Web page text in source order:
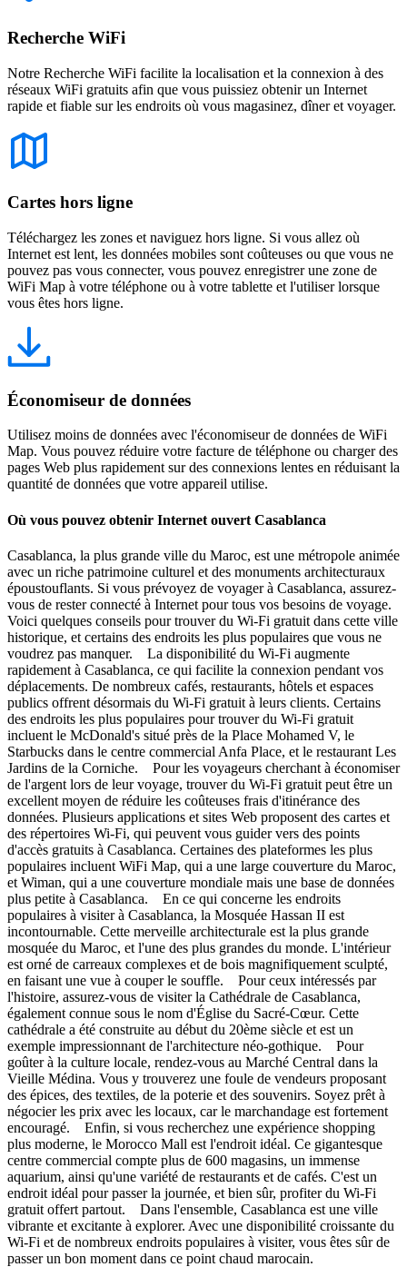
Recherche WiFi
Notre Recherche WiFi facilite la localisation et la connexion à des
réseaux WiFi gratuits afin que vous puissiez obtenir un Internet
rapide et fiable sur les endroits où vous magasinez, dîner et voyager.
Cartes hors ligne
Téléchargez les zones et naviguez hors ligne. Si vous allez où
Internet est lent, les données mobiles sont coûteuses ou que vous ne
pouvez pas vous connecter, vous pouvez enregistrer une zone de
WiFi Map à votre téléphone ou à votre tablette et l'utiliser lorsque
vous êtes hors ligne.
Économiseur de données
Utilisez moins de données avec l'économiseur de données de WiFi
Map. Vous pouvez réduire votre facture de téléphone ou charger des
pages Web plus rapidement sur des connexions lentes en réduisant la
quantité de données que votre appareil utilise.
Où vous pouvez obtenir Internet ouvert Casablanca
Casablanca, la plus grande ville du Maroc, est une métropole animée
avec un riche patrimoine culturel et des monuments architecturaux
époustouflants. Si vous prévoyez de voyager à Casablanca, assurez-
vous de rester connecté à Internet pour tous vos besoins de voyage.
Voici quelques conseils pour trouver du Wi-Fi gratuit dans cette ville
historique, et certains des endroits les plus populaires que vous ne
voudrez pas manquer. La disponibilité du Wi-Fi augmente
rapidement à Casablanca, ce qui facilite la connexion pendant vos
déplacements. De nombreux cafés, restaurants, hôtels et espaces
publics offrent désormais du Wi-Fi gratuit à leurs clients. Certains
des endroits les plus populaires pour trouver du Wi-Fi gratuit
incluent le McDonald's situé près de la Place Mohamed V, le
Starbucks dans le centre commercial Anfa Place, et le restaurant Les
Jardins de la Corniche. Pour les voyageurs cherchant à économiser
de l'argent lors de leur voyage, trouver du Wi-Fi gratuit peut être un
excellent moyen de réduire les coûteuses frais d'itinérance des
données. Plusieurs applications et sites Web proposent des cartes et
des répertoires Wi-Fi, qui peuvent vous guider vers des points
d'accès gratuits à Casablanca. Certaines des plateformes les plus
populaires incluent WiFi Map, qui a une large couverture du Maroc,
et Wiman, qui a une couverture mondiale mais une base de données
plus petite à Casablanca. En ce qui concerne les endroits
populaires à visiter à Casablanca, la Mosquée Hassan II est
incontournable. Cette merveille architecturale est la plus grande
mosquée du Maroc, et l'une des plus grandes du monde. L'intérieur
est orné de carreaux complexes et de bois magnifiquement sculpté,
en faisant une vue à couper le souffle. Pour ceux intéressés par
l'histoire, assurez-vous de visiter la Cathédrale de Casablanca,
également connue sous le nom d'Église du Sacré-Cœur. Cette
cathédrale a été construite au début du 20ème siècle et est un
exemple impressionnant de l'architecture néo-gothique. Pour
goûter à la culture locale, rendez-vous au Marché Central dans la
Vieille Médina. Vous y trouverez une foule de vendeurs proposant
des épices, des textiles, de la poterie et des souvenirs. Soyez prêt à
négocier les prix avec les locaux, car le marchandage est fortement
encouragé. Enfin, si vous recherchez une expérience shopping
plus moderne, le Morocco Mall est l'endroit idéal. Ce gigantesque
centre commercial compte plus de 600 magasins, un immense
aquarium, ainsi qu'une variété de restaurants et de cafés. C'est un
endroit idéal pour passer la journée, et bien sûr, profiter du Wi-Fi
gratuit offert partout. Dans l'ensemble, Casablanca est une ville
vibrante et excitante à explorer. Avec une disponibilité croissante du
Wi-Fi et de nombreux endroits populaires à visiter, vous êtes sûr de
passer un bon moment dans ce point chaud marocain.